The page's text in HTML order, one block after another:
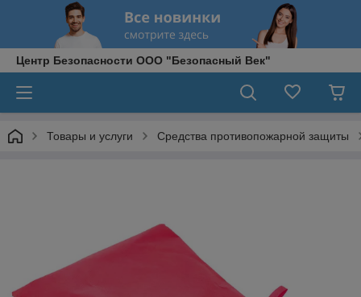
Центр Безопасности ООО "Безопасный Век"
Товары и услуги Средства противопожарной защиты